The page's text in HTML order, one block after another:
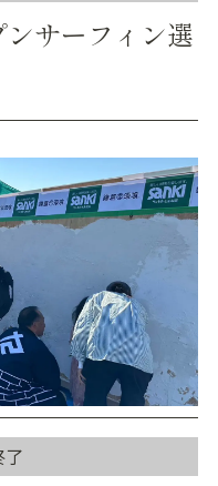
サーフィン選
了